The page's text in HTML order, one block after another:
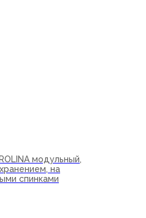
модульный,
на
спинками